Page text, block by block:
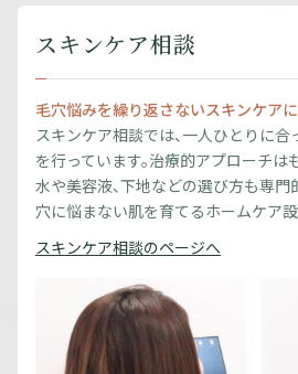
スキンケア相談
毛穴悩みを繰り返さないスキンケア
スキンケア相談では、一人ひとりに
を行っています。治療的アプローチは
水や美容液、下地などの選び方も専門
穴に悩まない肌を育てるホームケア
スキンケア相談のページへ